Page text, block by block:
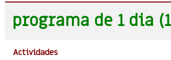
programa de 1 dia
Actividades